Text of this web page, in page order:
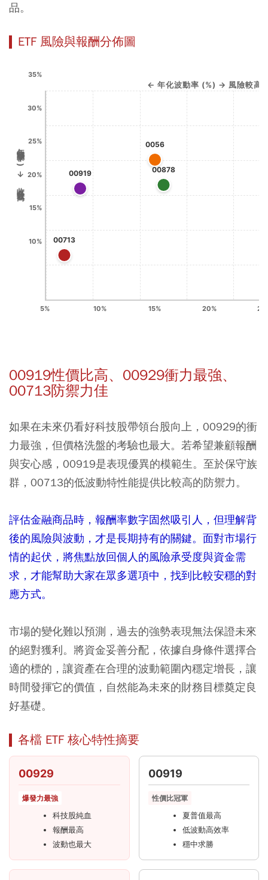
品。
ETF 風險與報酬分佈圖
年化報酬率 (%) → 收收益較高 ↑
← 年化波動率 (%) → 風險較高
00713
00919 00878
0056
5% 10% 15% 20%
35%
30%
25%
20%
15%
10%
00919性價比高、00929衝力最強、
00713防禦力佳
如果在未來仍看好科技股帶領台股向上，00929的衝
力最強，但價格洗盤的考驗也最大。若希望兼顧報酬
與安心感，00919是表現優異的模範生。至於保守族
群，00713的低波動特性能提供比較高的防禦力。
評估金融商品時，報酬率數字固然吸引人，但理解背
後的風險與波動，才是長期持有的關鍵。面對市場行
情的起伏，將焦點放回個人的風險承受度與資金需
求，才能幫助大家在眾多選項中，找到比較安穩的對
應方式。
市場的變化難以預測，過去的強勢表現無法保證未來
的絕對獲利。將資金妥善分配，依據自身條件選擇合
適的標的，讓資產在合理的波動範圍內穩定增長，讓
時間發揮它的價值，自然能為未來的財務目標奠定良
好基礎。
各檔 ETF 核心特性摘要
00929
爆發力最強
科技股純血
報酬最高
波動也最大
00919
性價比冠軍
夏普值最高
低波動高效率
穩中求勝